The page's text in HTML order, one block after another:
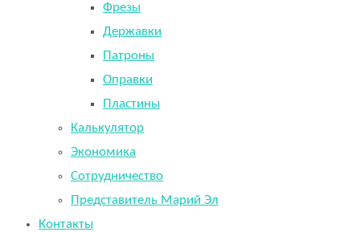
Фрезы
Державки
Патроны
Оправки
Пластины
Калькулятор
Экономика
Сотрудничество
Представитель Марий Эл
Контакты